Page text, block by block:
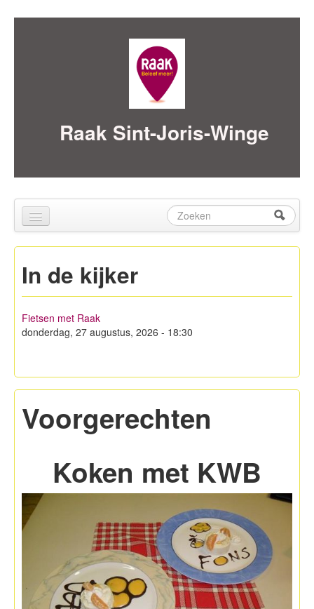
Raak Sint-Joris-Winge
Zoekveld
Zoeken
Home
over ons
Activiteiten
Hagelandse Kerstmarkt
Lid worden!
In de kijker
Fietsen met Raak
donderdag, 27 augustus, 2026 - 18:30
Voorgerechten
Koken met KWB